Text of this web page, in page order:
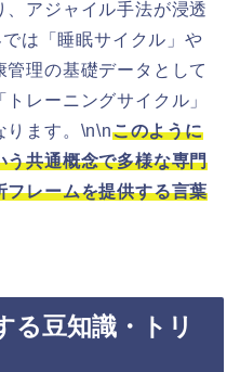
アジャイル手法が浸透
は「睡眠サイクル」や
管理の基礎データとして
レーニングサイクル」
ります。\n\nこのように
う共通概念で多様な専門
フレームを提供する言葉
る豆知識・トリ